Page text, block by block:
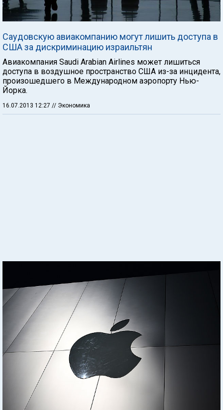
Саудовскую авиакомпанию могут лишить доступа в
США за дискриминацию израильтян
Авиакомпания Saudi Arabian Airlines может лишиться
доступа в воздушное пространство США из-за инцидента,
произошедшего в Международном аэропорту Нью-
Йорка.
16.07.2013 12:27 // Экономика